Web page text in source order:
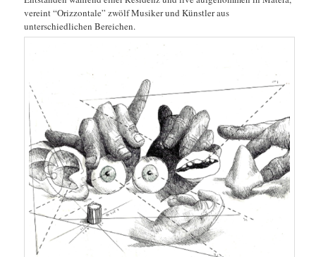
vereint “Orizzontale” zwölf Musiker und Künstler aus
unterschiedlichen Bereichen.